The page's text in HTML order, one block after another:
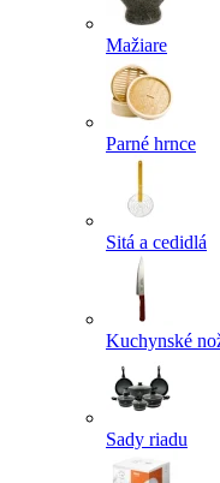
Mažiare
Parné hrnce
Sitá a cedidlá
Kuchynské
Sady riadu